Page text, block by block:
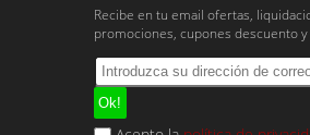
Recibe en tu email ofertas,
promociones, cupones descuento